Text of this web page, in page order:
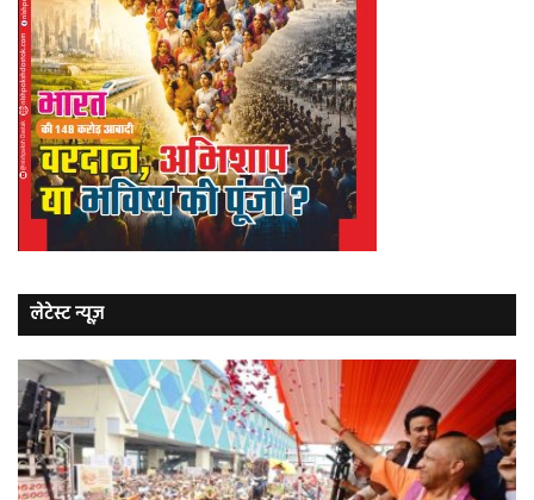
लेटेस्ट न्यूज़